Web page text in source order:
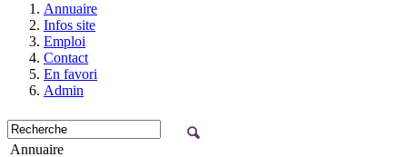
Annuaire
Infos site
Emploi
Contact
En favori
Admin
Annuaire